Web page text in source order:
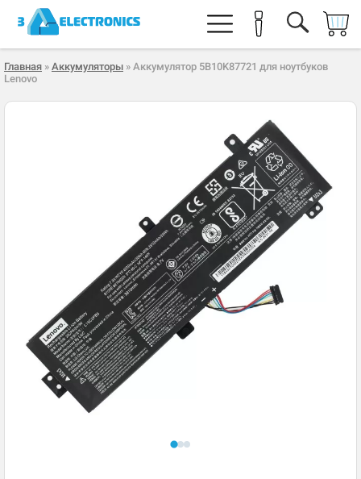
Главная » Аккумуляторы » Аккумулятор 5B10K87721 для ноутбуков
Lenovo